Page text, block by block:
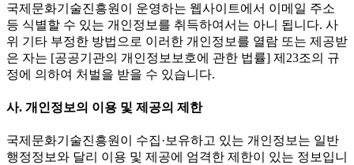
국제문화기술진흥원이 운영하는 웹사이트에서 이메일 주소
등 식별할 수 있는 개인정보를 취득하여서는 아니 됩니다. 사
위 기타 부정한 방법으로 이러한 개인정보를 열람 또는 제공받
은 자는 [공공기관의 개인정보보호에 관한 법률] 제23조의 규
정에 의하여 처벌을 받을 수 있습니다.
사. 개인정보의 이용 및 제공의 제한
국제문화기술진흥원이 수집·보유하고 있는 개인정보는 일반
행정정보와 달리 이용 및 제공에 엄격한 제한이 있는 정보입니